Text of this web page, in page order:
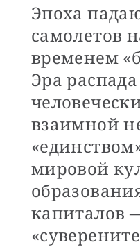
Эпоха
самолетов
временем
Эра
взаимной
мировой
капиталов